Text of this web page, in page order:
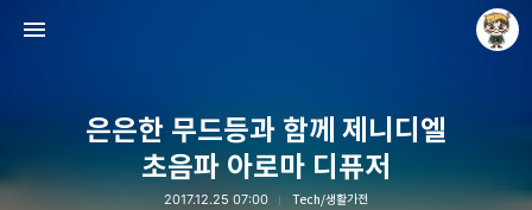
은은한 무드등과 함께 제니디엘
초음파 아로마 디퓨저
2017.12.25 07:00 Tech/생활가전